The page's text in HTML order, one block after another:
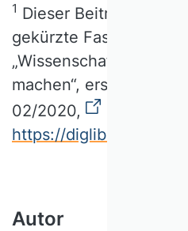
1 Dieser Beitrag ist
gekürzte Fassung des
„Wissenschaftliches
machen“, erschienen
02/2020,
https://
Autor